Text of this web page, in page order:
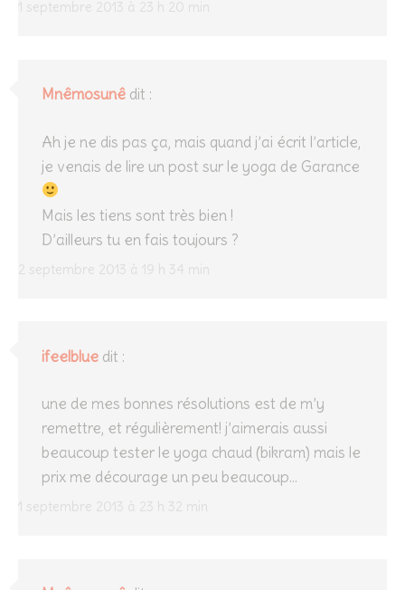
1 septembre 2013 à 23 h 20 min
Mnêmosunê dit :
2 septembre 2013 à 19 h 34 min
Ah je ne dis pas ça, mais quand j’ai écrit l’article,
je venais de lire un post sur le yoga de Garance
Mais les tiens sont très bien !
D’ailleurs tu en fais toujours ?
ifeelblue dit :
1 septembre 2013 à 23 h 32 min
une de mes bonnes résolutions est de m’y
remettre, et régulièrement! j’aimerais aussi
beaucoup tester le yoga chaud (bikram) mais le
prix me décourage un peu beaucoup…